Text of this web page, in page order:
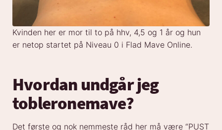
Kvinden her er mor til to på hhv, 4,5 og 1 år og hun
er netop startet på Niveau 0 i Flad Mave Online.
Hvordan undgår jeg
tobleronemave?
Det første og nok nemmeste råd her må være “PUST